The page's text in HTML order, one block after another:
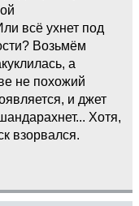
всё ухнет под
Возьмём
а
не похожий
и джет
Хотя,
взорвался.